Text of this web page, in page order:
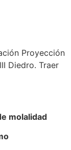
Proyección
Diedro. Traer
molalidad